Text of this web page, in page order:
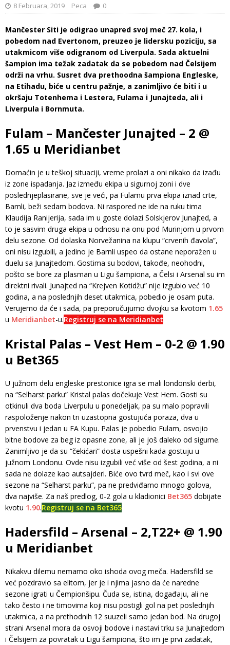
8 Februara, 2019 Peca 0
Mančester Siti je odigrao unapred svoj meč 27. kola, i
pobedom nad Evertonom, preuzeo je lidersku poziciju, sa
utakmicom više odigranom od Liverpula. Sada aktuelni
šampion ima težak zadatak da se pobedom nad Čelsijem
održi na vrhu. Susret dva prethoodna šampiona Engleske,
na Etihadu, biće u centru pažnje, a zanimljivo će biti i u
okršaju Totenhema i Lestera, Fulama i Junajteda, ali i
Liverpula i Bornmuta.
Fulam – Mančester Junajted – 2 @
1.65 u Meridianbet
Domaćin je u teškoj situaciji, vreme prolazi a oni nikako da izađu
iz zone ispadanja. Jaz između ekipa u sigurnoj zoni i dve
poslednjeplasirane, sve je veći, pa Fulamu prva ekipa iznad crte,
Barnli, beži sedam bodova. Ni raspored ne ide na ruku tima
Klaudija Ranijerija, sada im u goste dolazi Solskjerov Junajted, a
to je sasvim druga ekipa u odnosu na onu pod Murinjom u prvom
delu sezone. Od dolaska Norvežanina na klupu “crvenih đavola”,
oni nisu izgubili, a jedino je Barnli uspeo da ostane neporažen u
duelu sa Junajtedom. Gostima su bodovi, takođe, neohodni,
pošto se bore za plasman u Ligu šampiona, a Čelsi i Arsenal su im
direktni rivali. Junajted na “Krejven Kotidžu” nije izgubio već 10
godina, a na poslednjih deset utakmica, pobedio je osam puta.
Verujemo da će i sada, pa preporučujumo dvojku sa kvotom 1.65
u Meridianbet-u.Registruj se na Meridianbet
Kristal Palas – Vest Hem – 0-2 @ 1.90
u Bet365
U južnom delu engleske prestonice igra se mali londonski derbi,
na “Selharst parku” Kristal palas dočekuje Vest Hem. Gosti su
otkinuli dva boda Liverpulu u ponedeljak, pa su malo popravili
raspoloženje nakon tri uzastopna gostujuća poraza, dva u
prvenstvu i jedan u FA Kupu. Palas je pobedio Fulam, osvojio
bitne bodove za beg iz opasne zone, ali je još daleko od sigurne.
Zanimljivo je da su “čekićari” dosta uspešni kada gostuju u
južnom Londonu. Ovde nisu izgubili već više od šest godina, a ni
sada ne dolaze kao autsajderi. Biće ovo tvrd meč, kao i svi ove
sezone na “Selharst parku”, pa ne predviđamo mnogo golova,
dva najviše. Za naš predlog, 0-2 gola u kladionici Bet365 dobijate
kvotu 1.90.Registruj se na Bet365
Hadersfild – Arsenal – 2,T22+ @ 1.90
u Meridianbet
Nikakvu dilemu nemamo oko ishoda ovog meča. Hadersfild se
već pozdravio sa elitom, jer je i njima jasno da će naredne
sezone igrati u Čempionšipu. Čuda se, istina, događaju, ali ne
tako često i ne timovima koji nisu postigli gol na pet poslednjih
utakmica, a na prethodnih 12 suuzeli samo jedan bod. Na drugoj
strani Arsenal mora da osvoji bodove i nastavi trku sa Junajtedom
i Čelsijem za povratak u Ligu šampiona, što im je prvi zadatak,